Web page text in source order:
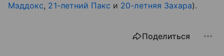
Мэддокс, 21-летний Пакс и 20-летняя Захара).
Поделиться